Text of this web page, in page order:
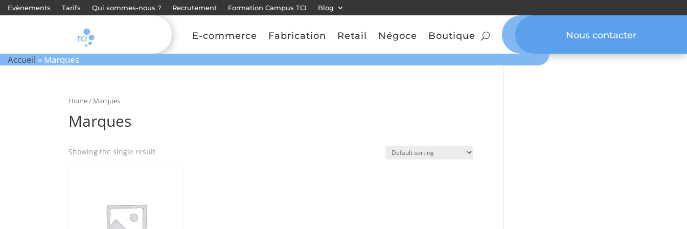
Evènements Tarifs Qui sommes-nous ? Recrutement Formation Campus TCI Blog
E-commerce Fabrication Retail Négoce Boutique Nous contacter
Accueil » Marques
Home/ Marques
Marques
Showing the single result